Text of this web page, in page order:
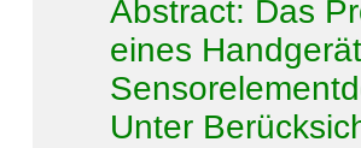
Abstract: Das
eines
Unter